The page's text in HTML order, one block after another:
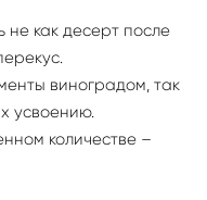
не как десерт после
виноградом, так
усвоению.
количестве –